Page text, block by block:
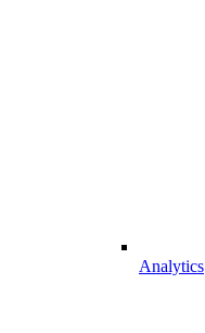
Analytics